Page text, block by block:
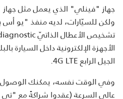
جهاز "فينلي" الذي يعمل مثل جهاز
الأجهزة الإلكترونية داخل السيارة
الجيل الرابع 4G LTE.
وفي الوقت نفسه، يمكنك الوصول